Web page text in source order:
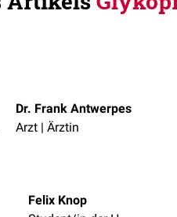
Dr. Frank Antwerpes
Arzt | Ärztin
Felix Knop